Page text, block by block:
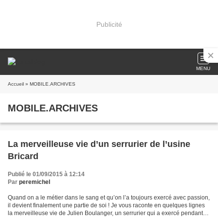
Publicité
MENU
Accueil » MOBILE.ARCHIVES
MOBILE.ARCHIVES
La merveilleuse vie d’un serrurier de l’usine
Bricard
Publié le 01/09/2015 à 12:14
Par peremichel
Quand on a le métier dans le sang et qu’on l’a toujours exercé avec passion,
il devient finalement une partie de soi ! Je vous raconte en quelques lignes
la merveilleuse vie de Julien Boulanger, un serrurier qui a exercé pendant